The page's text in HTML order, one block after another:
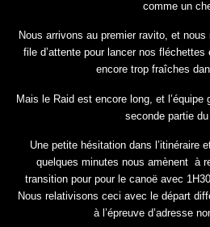
comme un
Nous arrivons au premier ravito, et
file d’attente pour lancer nos
encore trop fraîches
Mais le Raid est encore long, et l’équipe
seconde partie du
Une petite hésitation dans l’itinéraire
quelques minutes nous amènent à
transition pour pour le canoë avec
Nous relativisons ceci avec le départ
à l’épreuve d’adresse